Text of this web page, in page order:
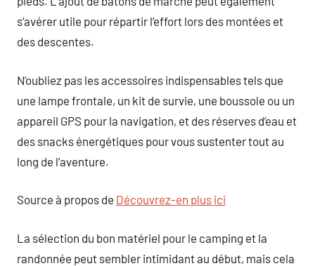
s’avérer utile pour répartir l’effort lors des montées et
des descentes.
N’oubliez pas les accessoires indispensables tels que
une lampe frontale, un kit de survie, une boussole ou un
appareil GPS pour la navigation, et des réserves d’eau et
des snacks énergétiques pour vous sustenter tout au
long de l’aventure.
Source à propos de Découvrez-en plus ici
La sélection du bon matériel pour le camping et la
randonnée peut sembler intimidant au début, mais cela